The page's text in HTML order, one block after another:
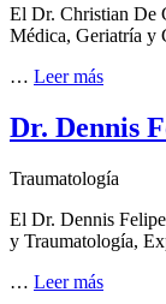
El Dr. Christian De
Médica, Geriatría y
… Leer más
Dr. Dennis
Traumatología
El Dr. Dennis
y Traumatología,
… Leer más